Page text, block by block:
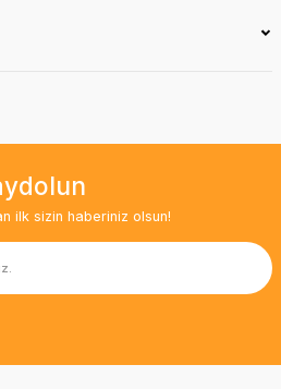
ilk sizin haberiniz olsun!